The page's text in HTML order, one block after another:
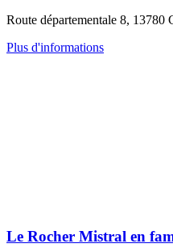
Route départementale 8, 13780
Plus d'informations
Le Rocher Mistral en